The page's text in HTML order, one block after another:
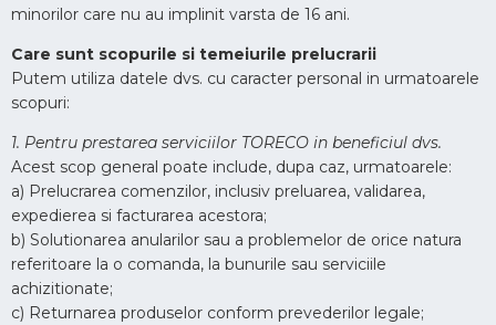
minorilor care nu au implinit varsta de 16 ani.
Care sunt scopurile si temeiurile prelucrarii
Putem utiliza datele dvs. cu caracter personal in urmatoarele
scopuri:
1. Pentru prestarea serviciilor TORECO in beneficiul dvs.
Acest scop general poate include, dupa caz, urmatoarele:
a) Prelucrarea comenzilor, inclusiv preluarea, validarea,
expedierea si facturarea acestora;
b) Solutionarea anularilor sau a problemelor de orice natura
referitoare la o comanda, la bunurile sau serviciile
achizitionate;
c) Returnarea produselor conform prevederilor legale;